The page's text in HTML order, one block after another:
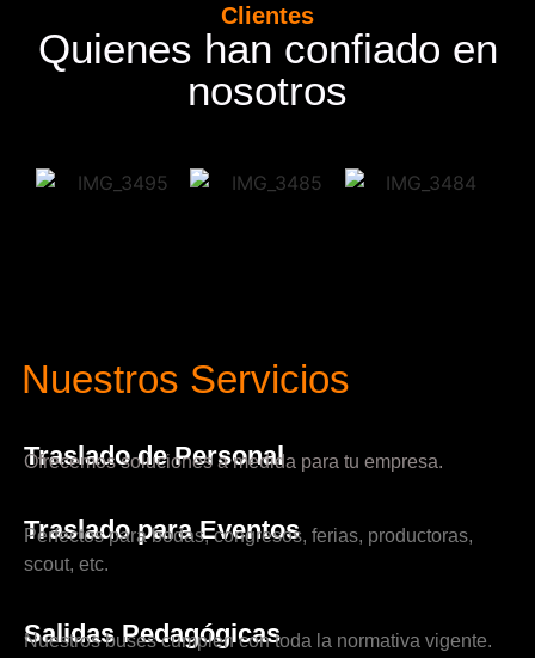
Clientes
Quienes han confiado en
nosotros
Nuestros Servicios
Traslado de Personal
Ofrecemos soluciones a medida para tu empresa.
Traslado para Eventos
Perfectos para bodas, congresos, ferias, productoras,
scout, etc.
Salidas Pedagógicas
Nuestros buses cumplen con toda la normativa vigente.